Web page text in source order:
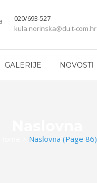
020/693-527
kula.norinska@du.t-com.hr
GALERIJE NOVOSTI
Naslovna (Page 86)